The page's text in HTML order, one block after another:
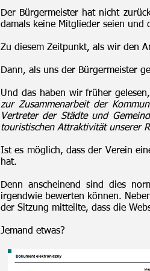
Der Bürgermeister hat nicht
damals keine Mitglieder seien und
Zu diesem Zeitpunkt, als wir den
Dann, als uns der Bürgermeister
Und das haben wir früher
zur Zusammenarbeit der
Vertreter der Städte und
touristischen Attraktivität unserer
Ist es möglich, dass der Verein
hat.
Denn anscheinend sind dies
irgendwie bewerten können.
der Sitzung mitteilte, dass die
Jemand etwas?